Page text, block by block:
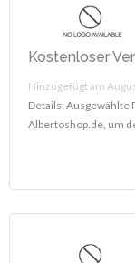
Kostenloser
Hinzugefügt am
Details:
Albertoshop.de, um